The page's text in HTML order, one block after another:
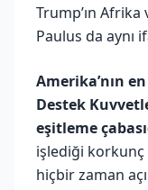
Trump’ın
Paulus da aynı
Amerika’nın
Destek
eşitleme
işlediği
hiçbir zaman